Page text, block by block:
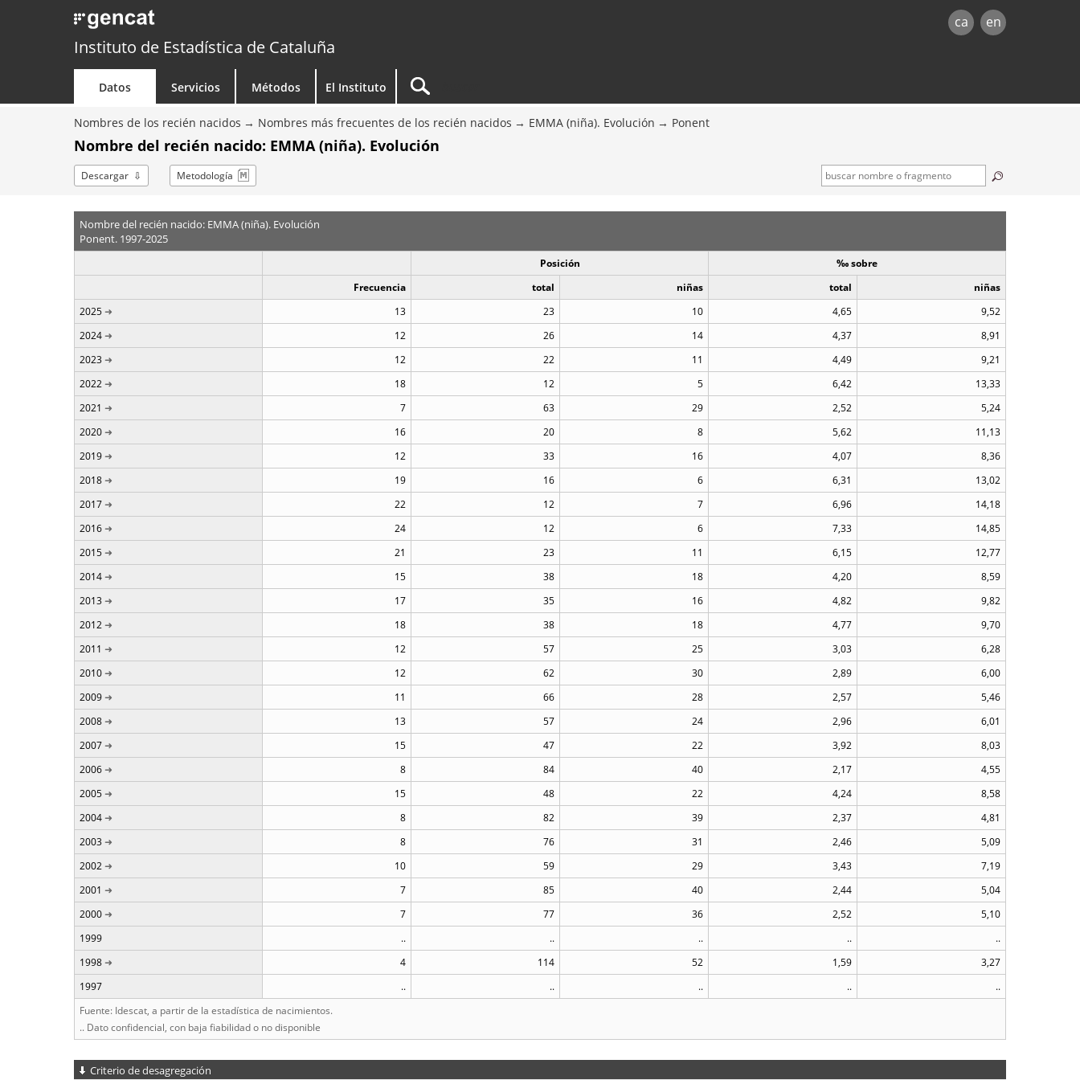
ca en
Instituto de Estadística de Cataluña
Datos Servicios Métodos El Instituto
Nombres de los recién nacidos Nombres más frecuentes de los recién nacidos EMMA (niña). Evolución Ponent
Nombre del recién nacido: EMMA (niña). Evolución
Descargar Metodología
Nombre del recién nacido: EMMA (niña). Evolución
Ponent. 1997-2025
Posición
‰ sobre
Frecuencia
total niñas total
niñas
2025
13 23 10 4,65
9,52
2024
12 26 14 4,37
8,91
2023
12 22 11 4,49
9,21
2022
18 12 5 6,42
13,33
2021
7 63 29 2,52
5,24
2020
16 20 8 5,62
11,13
2019
12 33 16 4,07
8,36
2018
19 16 6 6,31
13,02
2017
22 12 7 6,96
14,18
2016
24 12 6 7,33
14,85
2015
21 23 11 6,15
12,77
2014
15 38 18 4,20
8,59
2013
17 35 16 4,82
9,82
2012
18 38 18 4,77
9,70
2011
12 57 25 3,03
6,28
2010
12 62 30 2,89
6,00
2009
11 66 28 2,57
5,46
2008
13 57 24 2,96
6,01
2007
15 47 22 3,92
8,03
2006
8 84 40 2,17
4,55
2005
15 48 22 4,24
8,58
2004
8 82 39 2,37
4,81
2003
8 76 31 2,46
5,09
2002
10 59 29 3,43
7,19
2001
7 85 40 2,44
5,04
2000
7 77 36 2,52
5,10
1999
.. .. .. ..
..
1998
4 114 52 1,59
3,27
1997
.. .. .. ..
..
Fuente: Idescat, a partir de la estadística de nacimientos.
.. Dato confidencial, con baja fiabilidad o no disponible
Criterio de desagregación